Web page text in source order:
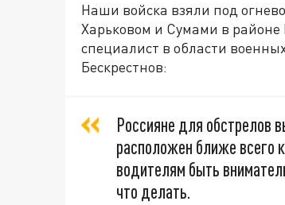
Наши войска взяли под
Харьковом и Сумами в районе
специалист в области
Бескрестнов:
Россияне для обстрелов
расположен ближе всего
водителям быть
что делать.